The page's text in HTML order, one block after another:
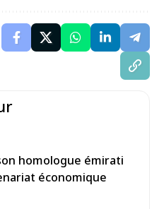
homologue émirati
économique